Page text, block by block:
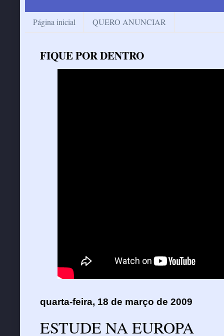
Página inicial QUERO ANUNCIAR
FIQUE POR DENTRO
quarta-feira, 18 de março de 2009
ESTUDE NA EUROPA